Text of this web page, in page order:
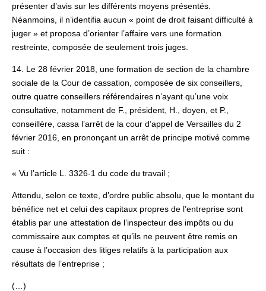
présenter d’avis sur les différents moyens présentés.
Néanmoins, il n’identifia aucun « point de droit faisant difficulté à
juger » et proposa d’orienter l’affaire vers une formation
restreinte, composée de seulement trois juges.
14. Le 28 février 2018, une formation de section de la chambre
sociale de la Cour de cassation, composée de six conseillers,
outre quatre conseillers référendaires n’ayant qu’une voix
consultative, notamment de F., président, H., doyen, et P.,
conseillère, cassa l’arrêt de la cour d’appel de Versailles du 2
février 2016, en prononçant un arrêt de principe motivé comme
suit :
« Vu l’article L. 3326-1 du code du travail ;
Attendu, selon ce texte, d’ordre public absolu, que le montant du
bénéfice net et celui des capitaux propres de l’entreprise sont
établis par une attestation de l’inspecteur des impôts ou du
commissaire aux comptes et qu’ils ne peuvent être remis en
cause à l’occasion des litiges relatifs à la participation aux
résultats de l’entreprise ;
(…)